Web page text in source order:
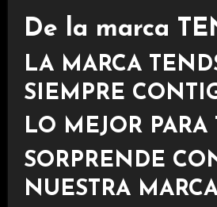
De la marca
LA MARCA
SIEMPRE
LO MEJOR PARA
SORPRENDE
NUESTRA